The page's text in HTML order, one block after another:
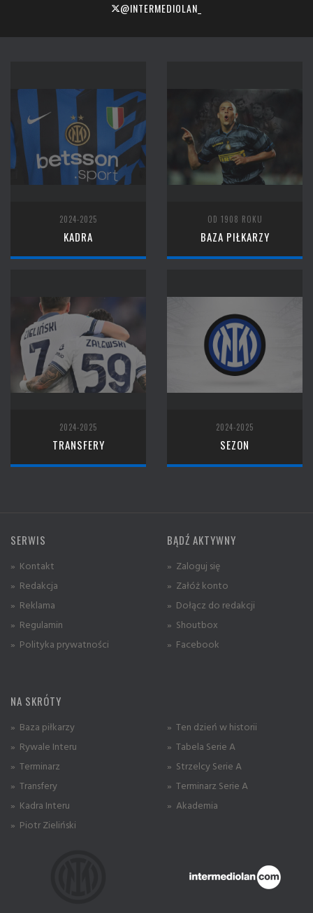
@INTERMEDIOLAN_
2024-2025
KADRA
OD 1908 ROKU
BAZA PIŁKARZY
2024-2025
TRANSFERY
2024-2025
SEZON
SERWIS
» Kontakt
» Redakcja
» Reklama
» Regulamin
» Polityka prywatności
BĄDŹ AKTYWNY
» Zaloguj się
» Załóż konto
» Dołącz do redakcji
» Shoutbox
» Facebook
NA SKRÓTY
» Baza piłkarzy
» Rywale Interu
» Terminarz
» Transfery
» Kadra Interu
» Piotr Zieliński
» Ten dzień w historii
» Tabela Serie A
» Strzelcy Serie A
» Terminarz Serie A
» Akademia